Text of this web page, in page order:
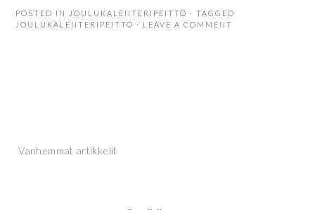
POSTED IN JOULUKALENTERIPEITTO · TAGGED
JOULUKALENTERIPEITTO · LEAVE A COMMENT
Artikkelien
Vanhemmat artikkelit